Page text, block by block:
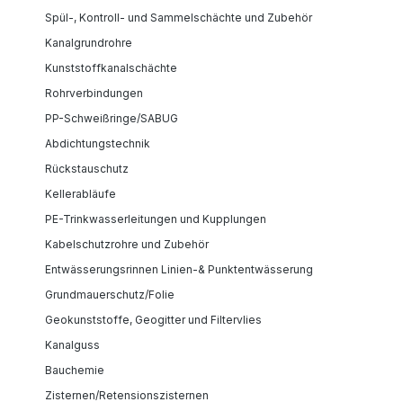
Spül-, Kontroll- und Sammelschächte und Zubehör
Kanalgrundrohre
Kunststoffkanalschächte
Rohrverbindungen
PP-Schweißringe/SABUG
Abdichtungstechnik
Rückstauschutz
Kellerabläufe
PE-Trinkwasserleitungen und Kupplungen
Kabelschutzrohre und Zubehör
Entwässerungsrinnen Linien-& Punktentwässerung
Grundmauerschutz/Folie
Geokunststoffe, Geogitter und Filtervlies
Kanalguss
Bauchemie
Zisternen/Retensionszisternen